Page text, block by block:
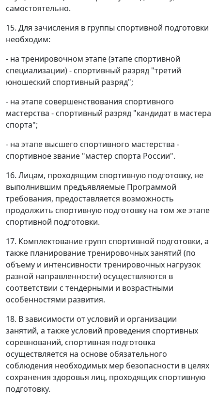
самостоятельно.
15. Для зачисления в группы спортивной подготовки
необходим:
- на тренировочном этапе (этапе спортивной
специализации) - спортивный разряд "третий
юношеский спортивный разряд";
- на этапе совершенствования спортивного
мастерства - спортивный разряд "кандидат в мастера
спорта";
- на этапе высшего спортивного мастерства -
спортивное звание "мастер спорта России".
16. Лицам, проходящим спортивную подготовку, не
выполнившим предъявляемые Программой
требования, предоставляется возможность
продолжить спортивную подготовку на том же этапе
спортивной подготовки.
17. Комплектование групп спортивной подготовки, а
также планирование тренировочных занятий (по
объему и интенсивности тренировочных нагрузок
разной направленности) осуществляются в
соответствии с тендерными и возрастными
особенностями развития.
18. В зависимости от условий и организации
занятий, а также условий проведения спортивных
соревнований, спортивная подготовка
осуществляется на основе обязательного
соблюдения необходимых мер безопасности в целях
сохранения здоровья лиц, проходящих спортивную
подготовку.